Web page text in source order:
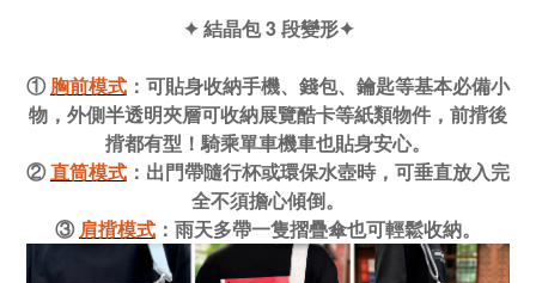
✦ 結晶包 3 段變形✦
① 胸前模式 ： 可貼身收納手機、錢包、鑰匙等基本必備小
物，外側半透明夾層可收納展覽酷卡等紙類物件，前揹後
揹都有型！騎乘單車機車也貼身安心。
②直筒模式 ：出門帶隨行杯或環保水壺時，可垂直放入完
全不須擔心傾倒。
③ 肩揹模式 ：雨天多帶一隻摺疊傘也可輕鬆收納。